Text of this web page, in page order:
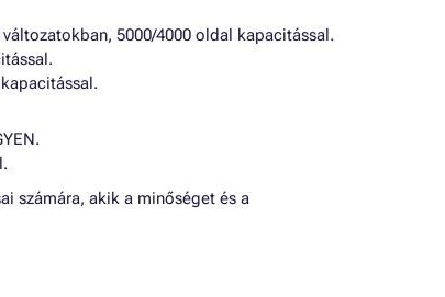
5000/4000 oldal kapacitással.
számára, akik a minőséget és a